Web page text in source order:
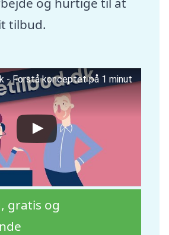
tilbud.
- Forstå konceptet på 1 minut
gratis og